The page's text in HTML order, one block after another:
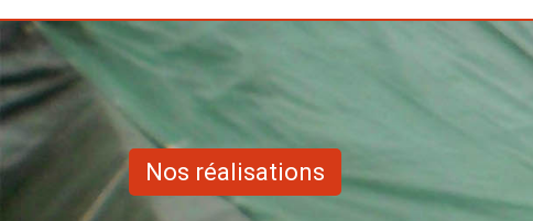
Nos réalisations